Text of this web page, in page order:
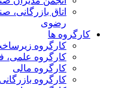
اتاق
رضوی
کارگروه ها
کارگروه
کارگروه علمی،
کارگروه مالی
کارگروه بازرگانی